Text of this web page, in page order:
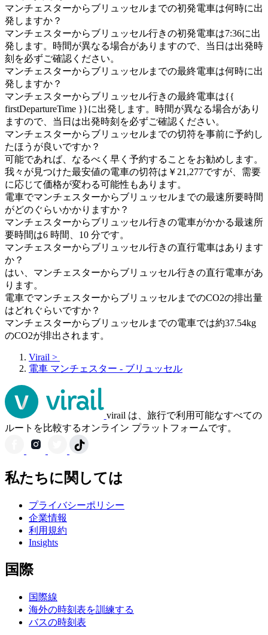
マンチェスターからブリュッセルまでの初発電車は何時に出
発しますか？
マンチェスターからブリュッセル行きの初発電車は7:36に出
発します。時間が異なる場合がありますので、当日は出発時
刻を必ずご確認ください。
マンチェスターからブリュッセルまでの最終電車は何時に出
発しますか？
マンチェスターからブリュッセル行きの最終電車は{{
firstDepartureTime }}に出発します。時間が異なる場合があり
ますので、当日は出発時刻を必ずご確認ください。
マンチェスターからブリュッセルまでの切符を事前に予約し
たほうが良いですか？
可能であれば、なるべく早く予約することをお勧めします。
我々が見つけた最安値の電車の切符は￥21,277ですが、需要
に応じて価格が変わる可能性もあります。
電車でマンチェスターからブリュッセルまでの最速所要時間
がどのぐらいかかりますか？
マンチェスターからブリュッセル行きの電車がかかる最速所
要時間は6 時間、10 分です。
マンチェスターからブリュッセル行きの直行電車はあります
か？
はい、マンチェスターからブリュッセル行きの直行電車があ
ります。
電車でマンチェスターからブリュッセルまでのCO2の排出量
はどれぐらいですか？
マンチェスターからブリュッセルまでの電車では約37.54kg
のCO2が排出されます。
Virail >
電車 マンチェスター - ブリュッセル
virail は、旅行で利用可能なすべての
ルートを比較するオンライン プラットフォームです。
私たちに関しては
プライバシーポリシー
企業情報
利用規約
Insights
国際
国際線
海外の時刻表を訓練する
バスの時刻表